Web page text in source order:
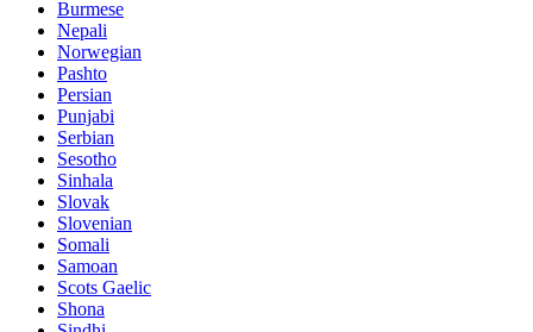
Burmese
Nepali
Norwegian
Pashto
Persian
Punjabi
Serbian
Sesotho
Sinhala
Slovak
Slovenian
Somali
Samoan
Scots Gaelic
Shona